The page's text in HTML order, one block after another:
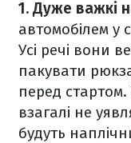
1. Дуже важкі
автомобілем у
Усі речі вони
пакувати
перед стартом.
взагалі не
будуть